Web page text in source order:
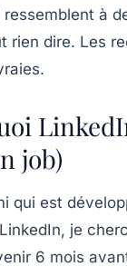
ressemblent à
rien dire. Les
job)
qui est
je
6 mois